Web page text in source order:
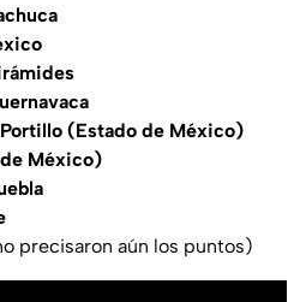
(Estado de México)
México)
precisaron aún los puntos)